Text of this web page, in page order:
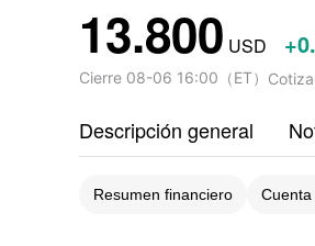
13.800 USD
Cierre 08-06 16:00 （ET）
Descripción general
Resumen financiero